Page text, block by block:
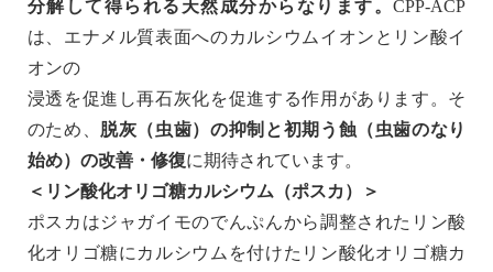
分解して得られる天然成分からなります。CPP-ACP
は、エナメル質表面へのカルシウムイオンとリン酸イ
オンの
浸透を促進し再石灰化を促進する作用があります。そ
のため、 脱灰（虫歯）の抑制と初期う蝕（虫歯のなり
始め）の改善・修復に期待されています。
＜リン酸化オリゴ糖カルシウム（ポスカ）＞
ポスカはジャガイモのでんぷんから調整されたリン酸
化オリゴ糖にカルシウムを付けたリン酸化オリゴ糖カ